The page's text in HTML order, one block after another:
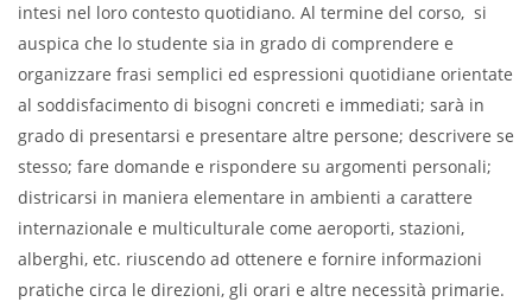
intesi nel loro contesto quotidiano. Al termine del corso, si
auspica che lo studente sia in grado di comprendere e
organizzare frasi semplici ed espressioni quotidiane orientate
al soddisfacimento di bisogni concreti e immediati; sarà in
grado di presentarsi e presentare altre persone; descrivere se
stesso; fare domande e rispondere su argomenti personali;
districarsi in maniera elementare in ambienti a carattere
internazionale e multiculturale come aeroporti, stazioni,
alberghi, etc. riuscendo ad ottenere e fornire informazioni
pratiche circa le direzioni, gli orari e altre necessità primarie.